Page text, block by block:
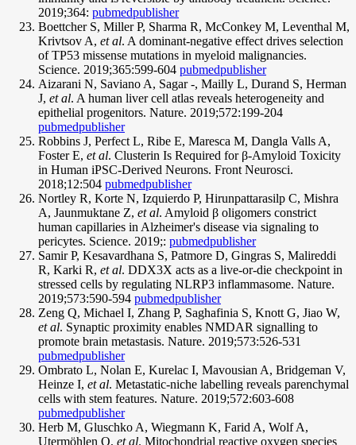
2019;364: pubmedpublisher
Boettcher S, Miller P, Sharma R, McConkey M, Leventhal M,
Krivtsov A, et al. A dominant-negative effect drives selection
of TP53 missense mutations in myeloid malignancies.
Science. 2019;365:599-604 pubmedpublisher
Aizarani N, Saviano A, Sagar -, Mailly L, Durand S, Herman
J, et al. A human liver cell atlas reveals heterogeneity and
epithelial progenitors. Nature. 2019;572:199-204
pubmedpublisher
Robbins J, Perfect L, Ribe E, Maresca M, Dangla Valls A,
Foster E, et al. Clusterin Is Required for β-Amyloid Toxicity
in Human iPSC-Derived Neurons. Front Neurosci.
2018;12:504 pubmedpublisher
Nortley R, Korte N, Izquierdo P, Hirunpattarasilp C, Mishra
A, Jaunmuktane Z, et al. Amyloid β oligomers constrict
human capillaries in Alzheimer's disease via signaling to
pericytes. Science. 2019;: pubmedpublisher
Samir P, Kesavardhana S, Patmore D, Gingras S, Malireddi
R, Karki R, et al. DDX3X acts as a live-or-die checkpoint in
stressed cells by regulating NLRP3 inflammasome. Nature.
2019;573:590-594 pubmedpublisher
Zeng Q, Michael I, Zhang P, Saghafinia S, Knott G, Jiao W,
et al. Synaptic proximity enables NMDAR signalling to
promote brain metastasis. Nature. 2019;573:526-531
pubmedpublisher
Ombrato L, Nolan E, Kurelac I, Mavousian A, Bridgeman V,
Heinze I, et al. Metastatic-niche labelling reveals parenchymal
cells with stem features. Nature. 2019;572:603-608
pubmedpublisher
Herb M, Gluschko A, Wiegmann K, Farid A, Wolf A,
Utermöhlen O, et al. Mitochondrial reactive oxygen species